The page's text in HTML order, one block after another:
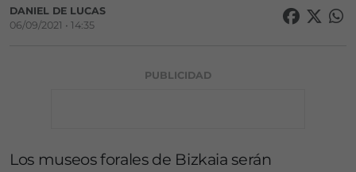
DANIEL DE LUCAS
06/09/2021 • 14:35
PUBLICIDAD
Los museos forales de Bizkaia serán